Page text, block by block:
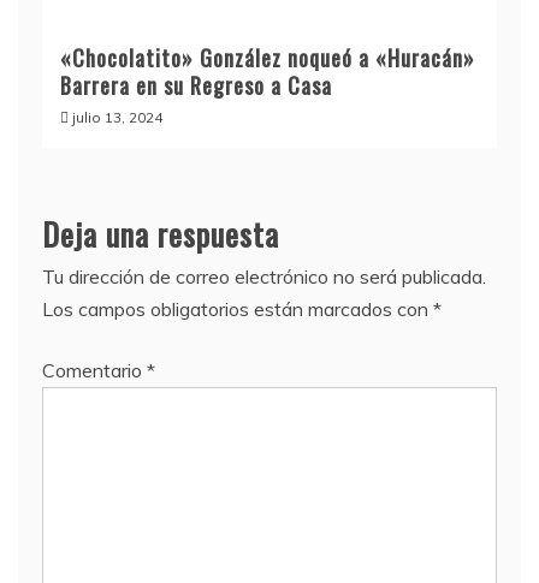
«Chocolatito» González noqueó a «Huracán»
Barrera en su Regreso a Casa
julio 13, 2024
Deja una respuesta
Tu dirección de correo electrónico no será publicada.
Los campos obligatorios están marcados con *
Comentario *